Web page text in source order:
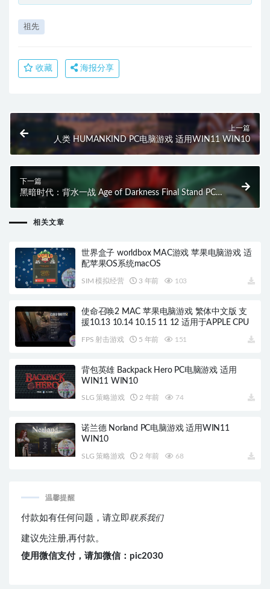
祖先
收藏 海报分享
上一篇
人类 HUMANKIND PC电脑游戏 适用WIN11 WIN10
下一篇
黑暗时代：背水一战 Age of Darkness Final Stand PC
电脑游戏 适用WIN11 WIN10
相关文章
世界盒子 worldbox MAC游戏 苹果电脑游戏 适
配苹果OS系统macOS
SIM 模拟经营 3 年前 103
使命召唤2 MAC 苹果电脑游戏 繁体中文版 支
援10.13 10.14 10.15 11 12 适用于APPLE CPU
FPS 射击游戏 5 年前 151
背包英雄 Backpack Hero PC电脑游戏 适用
WIN11 WIN10
SLG 策略游戏 2 年前 74
诺兰德 Norland PC电脑游戏 适用WIN11
WIN10
SLG 策略游戏 2 年前 68
温馨提醒
付款如有任何问题，请立即联系我们
建议先注册,再付款。
使用微信支付，请加微信：pic2030